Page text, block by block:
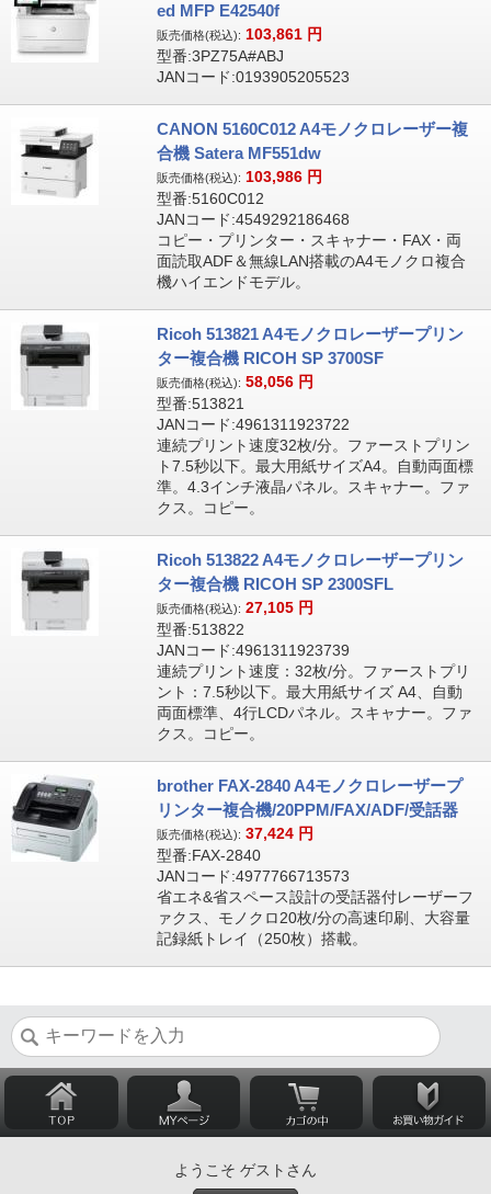
ed MFP E42540f
販売価格(税込): 103,861 円
型番:3PZ75A#ABJ
JANコード:0193905205523
CANON 5160C012 A4モノクロレーザー複
合機 Satera MF551dw
販売価格(税込): 103,986 円
型番:5160C012
JANコード:4549292186468
コピー・プリンター・スキャナー・FAX・両
面読取ADF＆無線LAN搭載のA4モノクロ複合
機ハイエンドモデル。
Ricoh 513821 A4モノクロレーザープリン
ター複合機 RICOH SP 3700SF
販売価格(税込): 58,056 円
型番:513821
JANコード:4961311923722
連続プリント速度32枚/分。ファーストプリン
ト7.5秒以下。最大用紙サイズA4。自動両面標
準。4.3インチ液晶パネル。スキャナー。ファ
クス。コピー。
Ricoh 513822 A4モノクロレーザープリン
ター複合機 RICOH SP 2300SFL
販売価格(税込): 27,105 円
型番:513822
JANコード:4961311923739
連続プリント速度：32枚/分。ファーストプリ
ント：7.5秒以下。最大用紙サイズ A4、自動
両面標準、4行LCDパネル。スキャナー。ファ
クス。コピー。
brother FAX-2840 A4モノクロレーザープ
リンター複合機/20PPM/FAX/ADF/受話器
販売価格(税込): 37,424 円
型番:FAX-2840
JANコード:4977766713573
省エネ&省スペース設計の受話器付レーザーフ
ァクス、モノクロ20枚/分の高速印刷、大容量
記録紙トレイ（250枚）搭載。
ようこそ ゲストさん